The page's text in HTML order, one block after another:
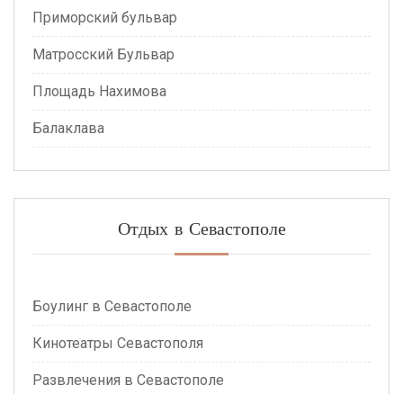
Приморский бульвар
Матросский Бульвар
Площадь Нахимова
Балаклава
Отдых в Севастополе
Боулинг в Севастополе
Кинотеатры Севастополя
Развлечения в Севастополе